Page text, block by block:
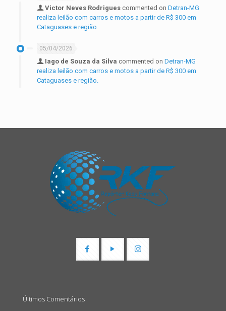
Victor Neves Rodrigues commented on Detran-MG
realiza leilão com carros e motos a partir de R$ 300 em
Cataguases e região.
05/04/2026
Iago de Souza da Silva commented on Detran-MG
realiza leilão com carros e motos a partir de R$ 300 em
Cataguases e região.
Últimos Comentários